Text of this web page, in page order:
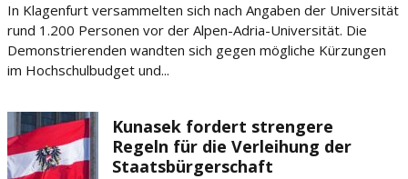
In Klagenfurt versammelten sich nach Angaben der Universität
rund 1.200 Personen vor der Alpen-Adria-Universität. Die
Demonstrierenden wandten sich gegen mögliche Kürzungen
im Hochschulbudget und...
Kunasek fordert strengere
Regeln für die Verleihung der
Staatsbürgerschaft